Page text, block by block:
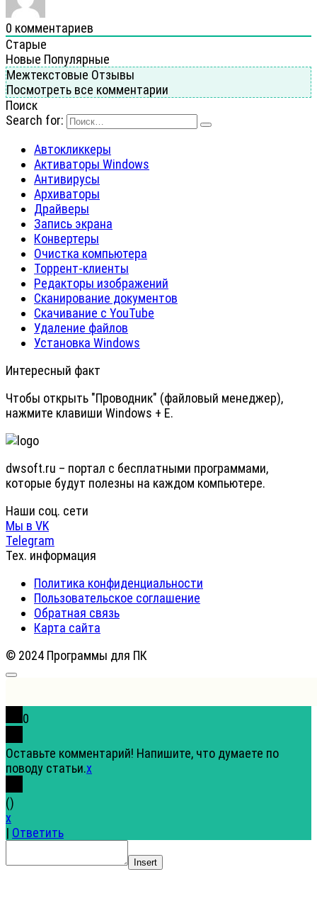
0 комментариев
Старые
Новые Популярные
Межтекстовые Отзывы
Посмотреть все комментарии
Поиск
Search for:
Автокликкеры
Активаторы Windows
Антивирусы
Архиваторы
Драйверы
Запись экрана
Конвертеры
Очистка компьютера
Торрент-клиенты
Редакторы изображений
Сканирование документов
Скачивание с YouTube
Удаление файлов
Установка Windows
Интересный факт
Чтобы открыть "Проводник" (файловый менеджер),
нажмите клавиши Windows + E.
dwsoft.ru – портал с бесплатными программами,
которые будут полезны на каждом компьютере.
Наши соц. сети
Мы в VK
Telegram
Тех. информация
Политика конфиденциальности
Пользовательское соглашение
Обратная связь
Карта сайта
© 2024 Программы для ПК
0
Оставьте комментарий! Напишите, что думаете по
поводу статьи.x
()
x
| Ответить
Insert